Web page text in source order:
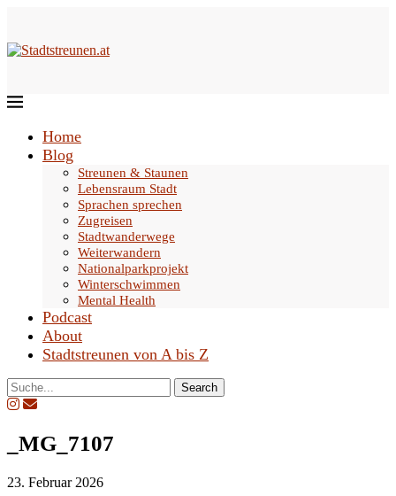
Home
Blog
Streunen & Staunen
Lebensraum Stadt
Sprachen sprechen
Zugreisen
Stadtwanderwege
Weiterwandern
Nationalparkprojekt
Winterschwimmen
Mental Health
Podcast
About
Stadtstreunen von A bis Z
Search
_MG_7107
23. Februar 2026